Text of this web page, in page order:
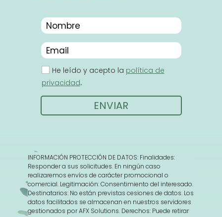
He leído y acepto la política de
privacidad.
ENVIAR
INFORMACIÓN PROTECCIÓN DE DATOS: Finalidades:
Responder a sus solicitudes. En ningún caso
realizaremos envíos de carácter promocional o
comercial. Legitimación: Consentimiento del interesado.
Destinatarios: No están previstas cesiones de datos. Los
datos facilitados se almacenan en nuestros servidores
gestionados por AFX Solutions. Derechos: Puede retirar